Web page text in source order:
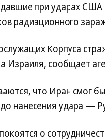
при ударах
радиационного
Корпуса
Израиля, сообщает
что Иран смог
нанесения удара —
о